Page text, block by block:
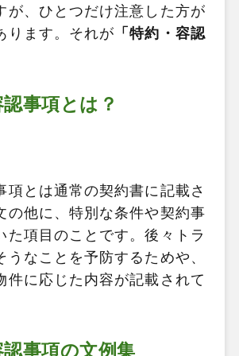
が、ひとつだけ注意した方が
ります。それが 「特約・容認
事項とは？
項とは通常の契約書に記載さ
の他に、特別な条件や契約事
た項目のことです。後々トラ
うなことを予防するためや、
件に応じた内容が記載されて
事項の文例集